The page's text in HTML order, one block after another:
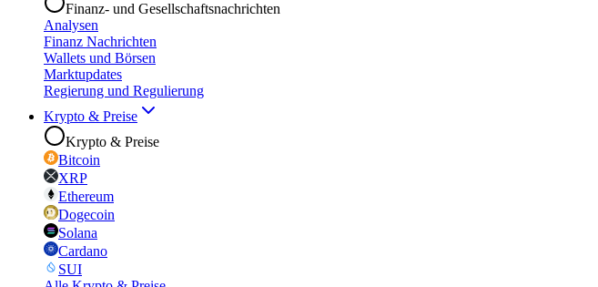
Finanz- und Gesellschaftsnachrichten
Analysen
Finanz Nachrichten
Wallets und Börsen
Marktupdates
Regierung und Regulierung
Krypto & Preise
Krypto & Preise
Bitcoin
XRP
Ethereum
Dogecoin
Solana
Cardano
SUI